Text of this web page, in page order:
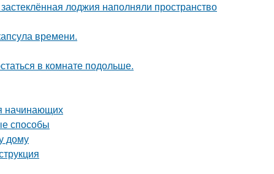
лоджия наполняли пространство
времени.
в комнате подольше.
начинающих
способы
дому